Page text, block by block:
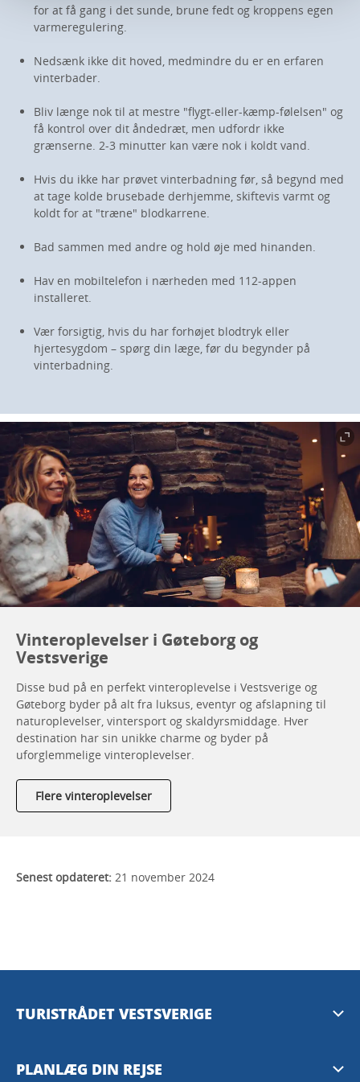
for at få gang i det sunde, brune fedt og kroppens egen
varmeregulering.
Nedsænk ikke dit hoved, medmindre du er en erfaren
vinterbader.
Bliv længe nok til at mestre "flygt-eller-kæmp-følelsen" og
få kontrol over dit åndedræt, men udfordr ikke
grænserne. 2-3 minutter kan være nok i koldt vand.
Hvis du ikke har prøvet vinterbadning før, så begynd med
at tage kolde brusebade derhjemme, skiftevis varmt og
koldt for at "træne" blodkarrene.
Bad sammen med andre og hold øje med hinanden.
Hav en mobiltelefon i nærheden med 112-appen
installeret.
Vær forsigtig, hvis du har forhøjet blodtryk eller
hjertesygdom – spørg din læge, før du begynder på
vinterbadning.
Vinteroplevelser i Gøteborg og
Vestsverige
Disse bud på en perfekt vinteroplevelse i Vestsverige og
Gøteborg byder på alt fra luksus, eventyr og afslapning til
naturoplevelser, vintersport og skaldyrsmiddage. Hver
destination har sin unikke charme og byder på
uforglemmelige vinteroplevelser.
Flere vinteroplevelser
Senest opdateret: 21 november 2024
TURISTRÅDET VESTSVERIGE
Mediebank
PLANLÆG DIN REJSE